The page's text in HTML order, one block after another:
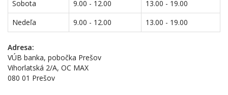
Sobota
9.00 - 12.00
13.00 - 19.00
Nedeľa
9.00 - 12.00 13.00 - 19.00
Adresa:
VÚB banka, pobočka Prešov
Vihorlatská 2/A, OC MAX
080 01 Prešov